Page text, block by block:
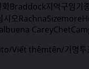
회Braddock지역구임기
시오
Viết thêmtên/기명투